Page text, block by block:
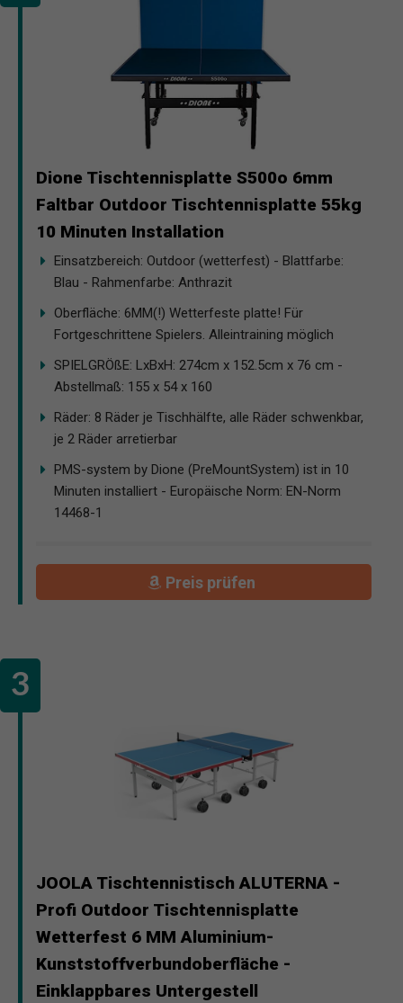
Dione Tischtennisplatte S500o 6mm
Faltbar Outdoor Tischtennisplatte 55kg
10 Minuten Installation
Einsatzbereich: Outdoor (wetterfest) - Blattfarbe:
Blau - Rahmenfarbe: Anthrazit
Oberfläche: 6MM(!) Wetterfeste platte! Für
Fortgeschrittene Spielers. Alleintraining möglich
SPIELGRÖßE: LxBxH: 274cm x 152.5cm x 76 cm -
Abstellmaß: 155 x 54 x 160
Räder: 8 Räder je Tischhälfte, alle Räder schwenkbar,
je 2 Räder arretierbar
PMS-system by Dione (PreMountSystem) ist in 10
Minuten installiert - Europäische Norm: EN-Norm
14468-1
Preis prüfen
JOOLA Tischtennistisch ALUTERNA -
Profi Outdoor Tischtennisplatte
Wetterfest 6 MM Aluminium-
Kunststoffverbundoberfläche -
Einklappbares Untergestell